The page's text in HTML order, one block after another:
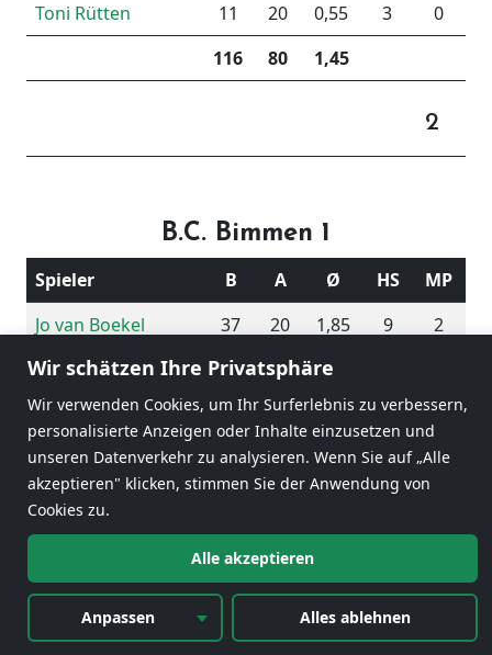
Wir schätzen Ihre Privatsphäre
Wir verwenden Cookies, um Ihr Surferlebnis zu verbessern,
personalisierte Anzeigen oder Inhalte einzusetzen und
unseren Datenverkehr zu analysieren. Wenn Sie auf „Alle
akzeptieren" klicken, stimmen Sie der Anwendung von
Cookies zu.
Anpassen Alles ablehnen
Alle akzeptieren
Toni Rütten
11 20 0,55 3
0
116
80 1,45
2
B.C. Bimmen 1
Spieler B A Ø HS
MP
Jo van Boekel
37 20 1,85 9
2
Herman Banus
45 20 2,25
Henk van Haren
38 20 1,90 8
0
Willi Hendriks
32 20 1,60 9
2